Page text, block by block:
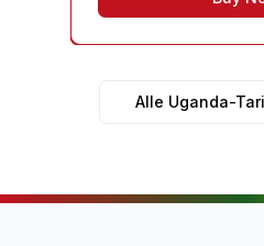
Alle Uganda-